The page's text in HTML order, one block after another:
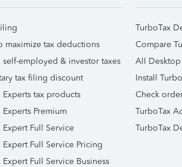
maximize tax deductions
self-employed & investor taxes
tax filing discount
Experts tax products
Experts Premium
Expert Full Service
Expert Full Service Pricing
Expert Full Service Business
TurboTax
Compare
All
Install
Check
TurboTax
TurboTax